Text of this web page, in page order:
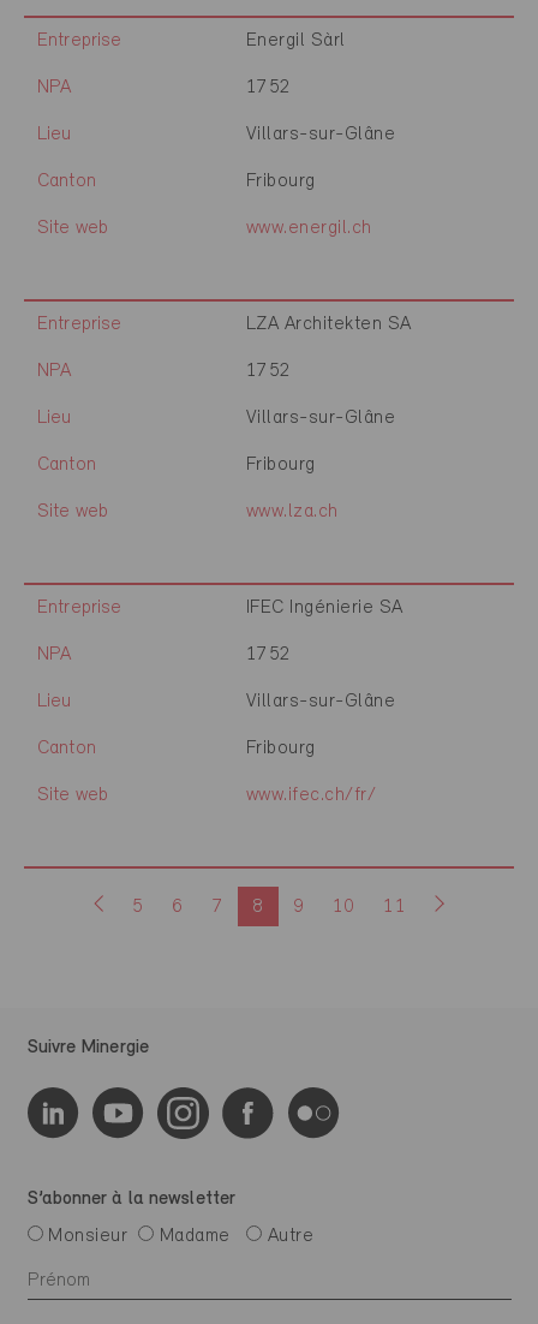
Entreprise Energil Sàrl
NPA 1752
Lieu Villars-sur-Glâne
Canton Fribourg
Site web www.energil.ch
Entreprise LZA Architekten SA
NPA 1752
Lieu Villars-sur-Glâne
Canton Fribourg
Site web www.lza.ch
Entreprise IFEC Ingénierie SA
NPA 1752
Lieu Villars-sur-Glâne
Canton Fribourg
Site web www.ifec.ch/fr/
5 6 7 8 9 10 11
Suivre Minergie
S’abonner à la newsletter
Monsieur
Madame Autre